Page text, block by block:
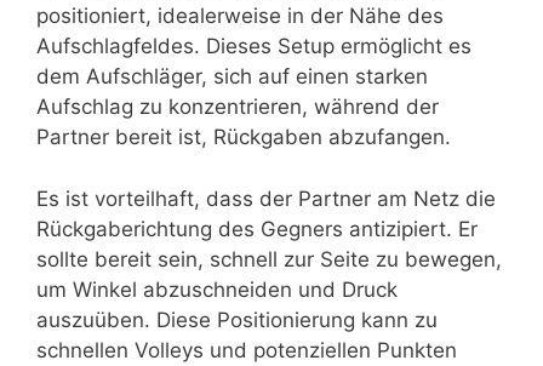
positioniert, idealerweise in der Nähe des
Aufschlagfeldes. Dieses Setup ermöglicht es
dem Aufschläger, sich auf einen starken
Aufschlag zu konzentrieren, während der
Partner bereit ist, Rückgaben abzufangen.
Es ist vorteilhaft, dass der Partner am Netz die
Rückgaberichtung des Gegners antizipiert. Er
sollte bereit sein, schnell zur Seite zu bewegen,
um Winkel abzuschneiden und Druck
auszuüben. Diese Positionierung kann zu
schnellen Volleys und potenziellen Punkten